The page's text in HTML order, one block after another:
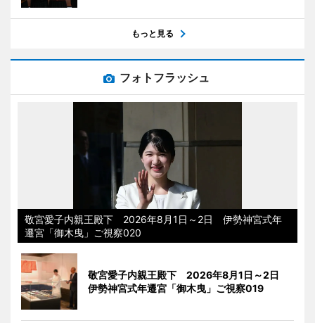
もっと見る
フォトフラッシュ
敬宮愛子内親王殿下 2026年8月1日～2日 伊勢神宮式年
遷宮「御木曳」ご視察020
敬宮愛子内親王殿下 2026年8月1日～2日
伊勢神宮式年遷宮「御木曳」ご視察019